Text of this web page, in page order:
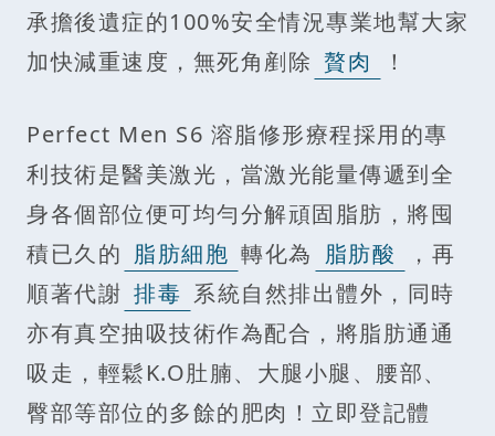
承擔後遺症的100%安全情況專業地幫大家
加快減重速度，無死角剷除 贅肉 ！
Perfect Men S6 溶脂修形療程採用的專
利技術是醫美激光，當激光能量傳遞到全
身各個部位便可均勻分解頑固脂肪，將囤
積已久的 脂肪細胞 轉化為 脂肪酸
，再
順著代謝 排毒 系統自然排出體外，同時
亦有真空抽吸技術作為配合，將脂肪通通
吸走，輕鬆K.O肚腩、大腿小腿、腰部、
臀部等部位的多餘的肥肉！立即登記體